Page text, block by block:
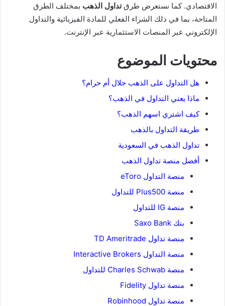
الاقتصادي. كما نستعرض طرقتداول الذهب بمختلف الطرق
المتاحة، بما في ذلك الشراء الفعلي للمادة الفيزيائية والتداول
الإلكتروني عبر المنصات الاستثمارية عبر الإنترنت.
محتويات الموضوع
هل التداول على الذهب حلال أم حرام؟
ماذا يعني التداول في الذهب؟
كيف اشتري اسهم الذهب؟
طريقة التداول بالذهب
تداول الذهب في السعودية
أفضل منصة تداول الذهب
منصة التداول eToro
منصة Plus500 للتداول
منصة IG للتداول
بنك Saxo Bank
منصة تداول TD Ameritrade
منصة التداول Interactive Brokers
منصة Charles Schwab للتداول
منصة تداول Fidelity
منصة تداول Robinhood